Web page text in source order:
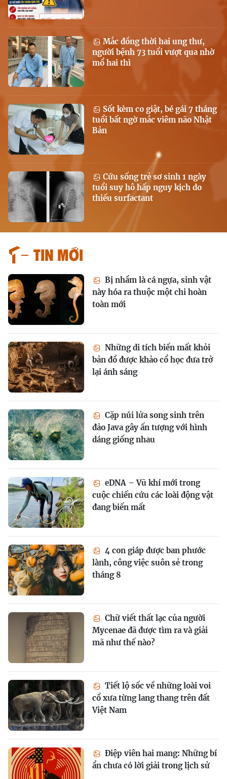
Mắc đồng thời hai ung thư,
người bệnh 73 tuổi vượt qua nhờ
mổ hai thì
Sốt kèm co giật, bé gái 7 tháng
tuổi bất ngờ mắc viêm não Nhật
Bản
Cứu sống trẻ sơ sinh 1 ngày
tuổi suy hô hấp nguy kịch do
thiếu surfactant
Tin mới
Bị nhầm là cá ngựa, sinh vật
này hóa ra thuộc một chi hoàn
toàn mới
Những di tích biến mất khỏi
bản đồ được khảo cổ học đưa trở
lại ánh sáng
Cặp núi lửa song sinh trên
đảo Java gây ấn tượng với hình
dáng giống nhau
eDNA – Vũ khí mới trong
cuộc chiến cứu các loài động vật
đang biến mất
4 con giáp được ban phước
lành, công việc suôn sẻ trong
tháng 8
Chữ viết thất lạc của người
Mycenae đã được tìm ra và giải
mã như thế nào?
Tiết lộ sốc về những loài voi
cổ xưa từng lang thang trên đất
Việt Nam
Điệp viên hai mang: Những bí
ẩn chưa có lời giải trong lịch sử